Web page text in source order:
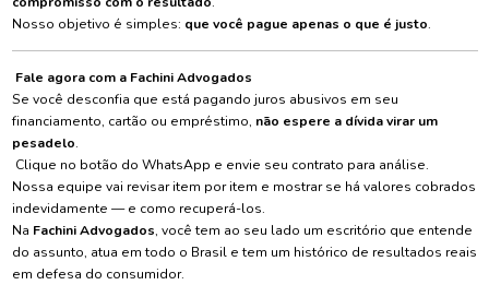
Nosso objetivo é simples: que você pague apenas o que é justo.
Fale agora com a Fachini Advogados
Se você desconfia que está pagando juros abusivos em seu
financiamento, cartão ou empréstimo, não espere a dívida virar um
pesadelo.
Clique no botão do WhatsApp e envie seu contrato para análise.
Nossa equipe vai revisar item por item e mostrar se há valores cobrados
indevidamente — e como recuperá-los.
Na Fachini Advogados, você tem ao seu lado um escritório que entende
do assunto, atua em todo o Brasil e tem um histórico de resultados reais
em defesa do consumidor.